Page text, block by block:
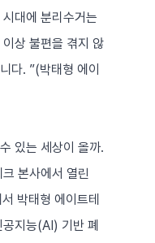
대에 분리수거는
상 불편을 겪지 않
다. ”(박태형 에이
있는 세상이 올까.
본사에서 열린
박태형 에이트테
지능(AI) 기반 폐